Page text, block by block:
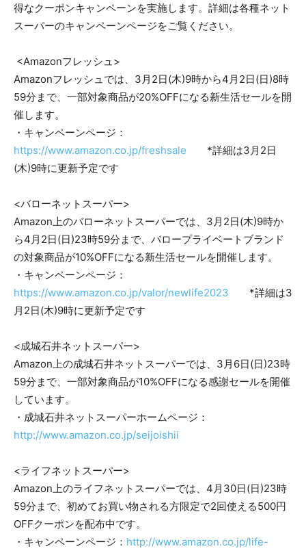
得なクーポンキャンペーンを実施します。詳細は各種ネット
スーパーのキャンペーンページをご覧ください。
<Amazonフレッシュ>
Amazonフレッシュでは、3月2日(木)9時から4月2日(日)8時
59分まで、一部対象商品が20%OFFになる新生活セールを開
催します。
・キャンペーンページ：
https://www.amazon.co.jp/freshsale *詳細は3月2日
(木)9時に更新予定です
<バローネットスーパー>
Amazon上のバローネットスーパーでは、3月2日(木)9時か
ら4月2日(日)23時59分まで、バロープライベートブランド
の対象商品が10%OFFになる新生活セールを開催します。
・キャンペーンページ：
https://www.amazon.co.jp/valor/newlife2023 *詳細は3
月2日(木)9時に更新予定です
<成城石井ネットスーパー>
Amazon上の成城石井ネットスーパーでは、3月6日(日)23時
59分まで、一部対象商品が10%OFFになる感謝セールを開催
しています。
・成城石井ネットスーパーホームページ：
http://www.amazon.co.jp/seijoishii
<ライフネットスーパー>
Amazon上のライフネットスーパーでは、4月30日(日)23時
59分まで、初めてお買い物される方限定で2回使える500円
OFFクーポンを配布中です。
・キャンペーンページ： http://www.amazon.co.jp/life-